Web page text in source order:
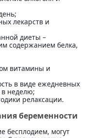
лекарств и
диеты –
содержанием белка,
витамины и
в виде ежедневных
неделю;
релаксации.
беременности
могут